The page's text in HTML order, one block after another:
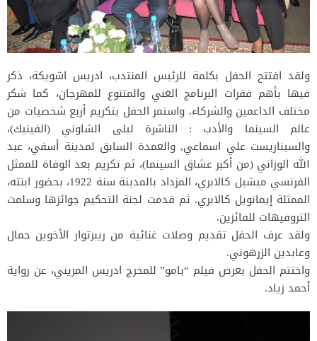
ولقد افتتح الحفل بكلمة للرئيس المنتدب، ادريس اشويكة، ذكر
فيها بأهم فقرات البرنامج الغني والمتنوع للمهرجان، كما شكر
مختلف الداعمين والشركاء. واستمر الحفل بتكريم أربع شخصيات من
عالم السينما والأدب : الناشرة ليلى الشاوني (الفينيك)،
والسيناريست علي اسماعي, والعمدة السابق لمدينة أسفي، عبد
الله الوزاني (من أكبر عشاق السينما)، ثم تكريم بعد الوفاة للممثل
الفرنسي ميشيل كالابري، المزداد بالمدينة سنة 1922، بحضور ابنته،
الممثلة إيمانويل كالابري. ثم قدمت لجنة التحكيم جوائزها وسلمت
التروفيهات للفائزين.
ولقد عرف الحفل تقديم وصلات غنائية من ريبرتوار الأخوين حمال
وعابدين الزرهوني.
واختتم الحفل بعرض فيلم “بامو” للمخرج ادريس المريني، عن رواية
أحمد زياد.